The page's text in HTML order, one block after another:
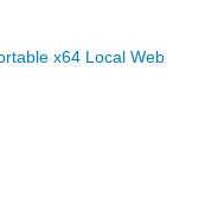
x64 Local Web